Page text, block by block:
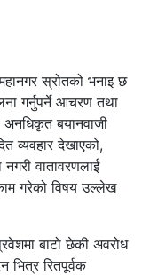
स्रोतको भनाइ छ
गर्नुपर्ने आचरण तथा
बयानवाजी
व्यवहार देखाएको,
वातावरणलाई
काम गरेको विषय उल्लेख
बाटो छेकी अवरोध
रितपूर्वक